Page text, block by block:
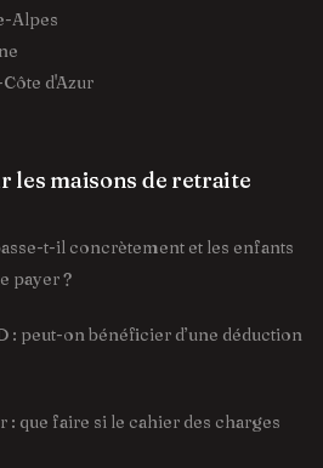
Alpes
d'Azur
les maisons de retraite
t-il concrètement et les enfants
payer ?
: peut-on bénéficier d’une déduction
que faire si le cahier des charges